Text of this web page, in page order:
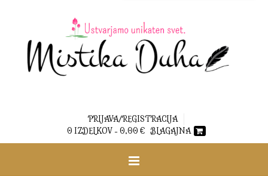
PRIJAVA/REGISTRACIJA
0 IZDELKOV - 0,00 € BLAGAJNA